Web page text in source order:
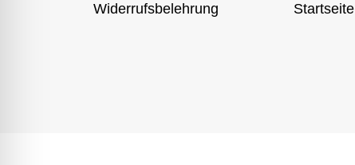
Widerrufsbelehrung
Startseite